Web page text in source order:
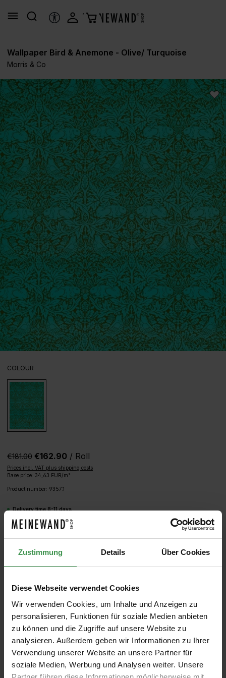
Zustimmung Details Über Cookies
Diese Webseite verwendet Cookies
Wir verwenden Cookies, um Inhalte und Anzeigen zu
personalisieren, Funktionen für soziale Medien anbieten
zu können und die Zugriffe auf unsere Website zu
analysieren. Außerdem geben wir Informationen zu Ihrer
Verwendung unserer Website an unsere Partner für
soziale Medien, Werbung und Analysen weiter. Unsere
content
ACCESSIBILITY TOOLS
Skip image gallery
Wallpaper Bird & Anemone - Olive/ Turquoise
Morris & Co
SELECT
COLOUR
€181.00‎ €162.90 / Roll
Prices incl. VAT plus shipping costs
Base price: 34,63 EUR/m²
Product number: 9357.1
Delivery time 8-11 days
Product Quantity: Enter the desired
ADD TO SHOPPING CART